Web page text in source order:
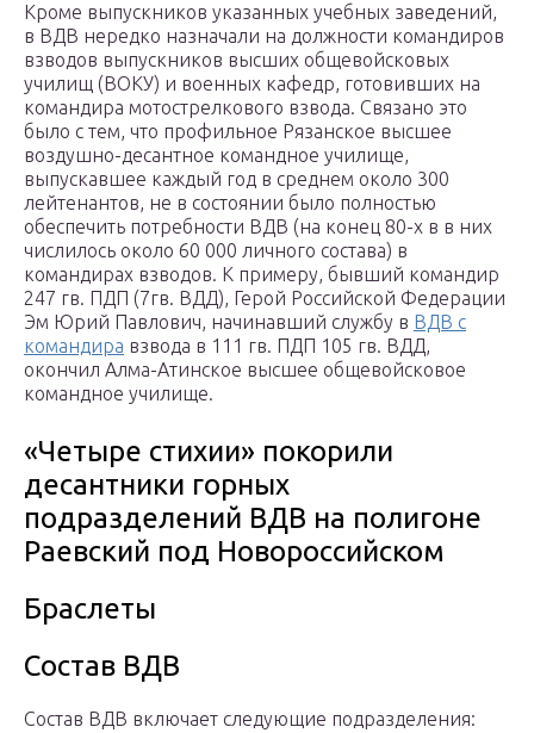
Кроме выпускников указанных учебных заведений,
в ВДВ нередко назначали на должности командиров
взводов выпускников высших общевойсковых
училищ (ВОКУ) и военных кафедр, готовивших на
командира мотострелкового взвода. Связано это
было с тем, что профильное Рязанское высшее
воздушно-десантное командное училище,
выпускавшее каждый год в среднем около 300
лейтенантов, не в состоянии было полностью
обеспечить потребности ВДВ (на конец 80-х в в них
числилось около 60 000 личного состава) в
командирах взводов. К примеру, бывший командир
247 гв. ПДП (7гв. ВДД), Герой Российской Федерации
Эм Юрий Павлович, начинавший службу в ВДВ с
командира взвода в 111 гв. ПДП 105 гв. ВДД,
окончил Алма-Атинское высшее общевойсковое
командное училище.
«Четыре стихии» покорили
десантники горных
подразделений ВДВ на полигоне
Раевский под Новороссийском
Браслеты
Состав ВДВ
Состав ВДВ включает следующие подразделения: